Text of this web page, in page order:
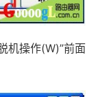
机操作(W)”前面